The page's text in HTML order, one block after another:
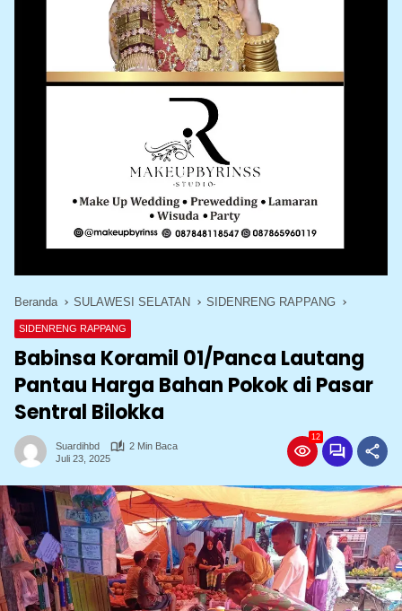
Beranda SULAWESI SELATAN SIDENRENG RAPPANG
SIDENRENG RAPPANG
Babinsa Koramil 01/Panca Lautang
Pantau Harga Bahan Pokok di Pasar
Sentral Bilokka
Suardihbd
2 Min Baca
Juli 23, 2025
12